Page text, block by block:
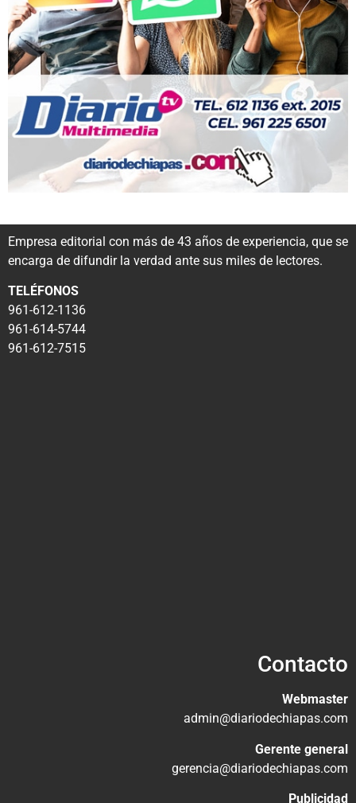
Empresa editorial con más de 43 años de experiencia, que se
encarga de difundir la verdad ante sus miles de lectores.
TELÉFONOS
961-612-1136
961-614-5744
961-612-7515
Contacto
Webmaster
admin@diariodechiapas.com
Gerente general
gerencia@diariodechiapas.com
Publicidad